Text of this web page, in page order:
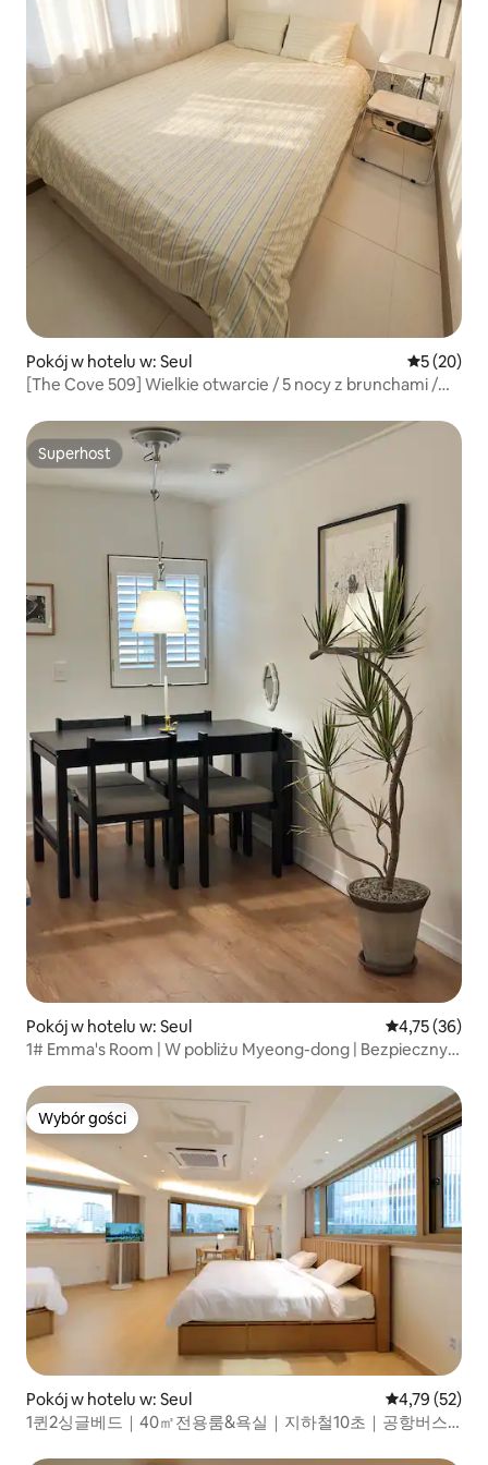
Pokój w hotelu w: Seul Średnia
5 (20)
[The Cove 509] Wielkie otwarcie / 5 nocy z brunchami /
bagażu / Zniżka na kilka nocy / Zniżka na dłuższy pobyt
Superhost
Superhost
Pokój w hotelu w: Seul Średnia
4,75 (36)
1# Emma's Room | W pobliżu Myeong-dong | Bezpieczny
łazienka
Wybór gości
Wybór gości
Pokój w hotelu w: Seul Średnia
4,79 (52)
1퀸2싱글베드｜40㎡전용룸&욕실｜지하철10초｜공항버스1